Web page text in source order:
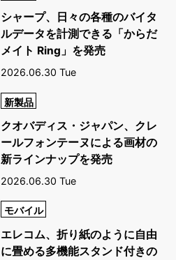
シャープ、日々の各種のバイタ
ルデータを計測できる「からだ
メイト Ring」を発売
2026.06.30 Tue
新製品
クオバディス・ジャパン、クレ
ールフォンテーヌによる画材の
新ラインナップを発売
2026.06.30 Tue
モバイル
エレコム、折り紙のように自由
に畳める多機能スタンド付きの